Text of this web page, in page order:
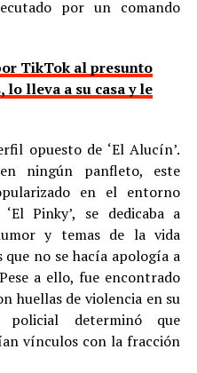
por un comando
TikTok al presunto
lo lleva a su casa y le
opuesto de ‘El Alucín’.
ningún panfleto, este
en el entorno
Pinky’, se dedicaba a
y temas de la vida
no se hacía apología a
a ello, fue encontrado
huellas de violencia en su
policial determinó que
vínculos con la fracción